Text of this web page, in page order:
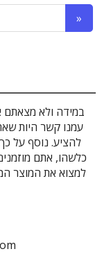
במידה ולא מצאתם
עמנו קשר היות
להציע. נוסף על
כלשהו, אתם
למצוא את המוצר